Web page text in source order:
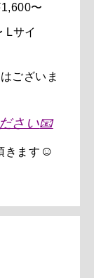
〜
Lサイ
ございま
さい📧
きます ☺️